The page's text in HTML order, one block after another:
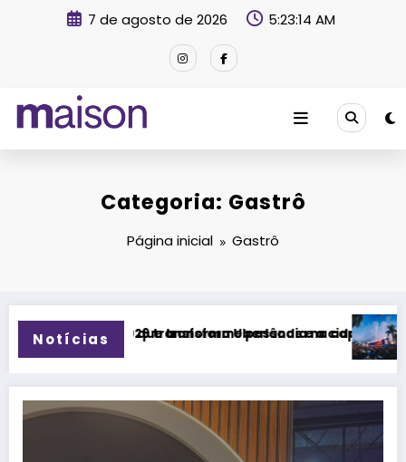
7 de agosto de 2026 5:23:15 AM
Revista Maison
Categoria: Gastrô
Página inicial Gastrô
Notícias
e a cidade”, afirma Lucas Cordeiro
na capital da música durante dois dias de cultura,
Tudo sobre o Festival Timbre 2026: o
O Cortês e Patagônia Meats & Co firmam parceria para levar